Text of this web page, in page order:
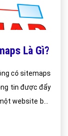
Là Gì?
có sitemaps
tin được đẩy
website bất